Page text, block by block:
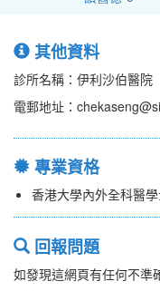
其他資料
診所名稱：伊利沙伯醫院
電郵地址：
專業資格
香港大學內外全科醫
回報問題
如發現這網頁有任何不準